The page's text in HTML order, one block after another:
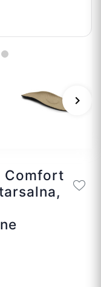
keyboard_arrow_right
Comfort